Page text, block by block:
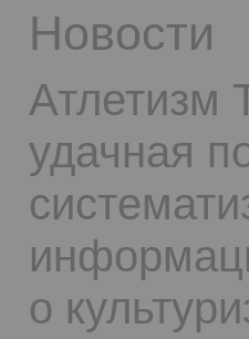
Новости
Атлетизм
удачная
о